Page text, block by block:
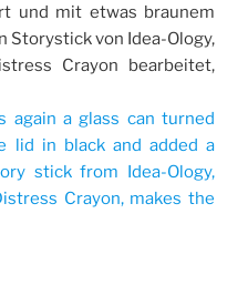
und mit etwas braunem
Storystick von Idea-Ology,
Crayon bearbeitet,
again a glass can turned
lid in black and added a
stick from Idea-Ology,
Crayon, makes the